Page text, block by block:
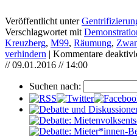
Veröffentlicht unter
Verschlagwortet mit
Kreuzberg, M99, Räumung,
verhindern
Kommentare
// 09.01.2016 // 14:00
Suchen nach: